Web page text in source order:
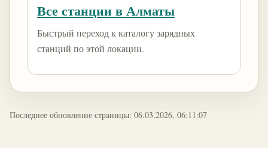
Все станции в Алматы
Быстрый переход к каталогу зарядных
станций по этой локации.
Последнее обновление страницы: 06.03.2026, 06:11:07